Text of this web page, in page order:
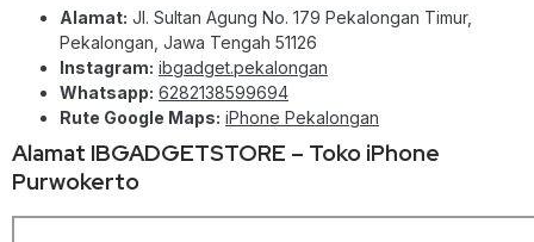
Alamat: Jl. Sultan Agung No. 179 Pekalongan Timur,
Pekalongan, Jawa Tengah 51126
Instagram: ibgadget.pekalongan
Whatsapp: 6282138599694
Rute Google Maps: iPhone Pekalongan
Alamat IBGADGETSTORE – Toko iPhone
Purwokerto